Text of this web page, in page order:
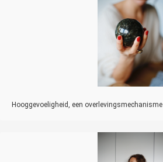
Hooggevoeligheid, een overlevingsmechanisme